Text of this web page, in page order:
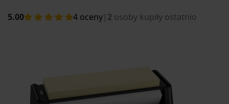
5.00 4 oceny| 2 osoby kupiły ostatnio